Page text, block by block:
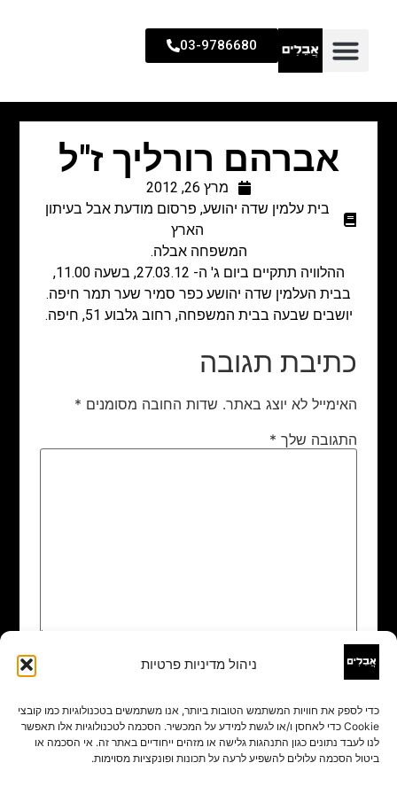
ניהול מדיניות פרטיות
כדי לספק את חוויות המשתמש הטובות ביותר, אנו משתמשים בטכנולוגיות כמו קובצי
Cookie כדי לאחסן ו/או לגשת למידע על המכשיר. הסכמה לטכנולוגיות אלו תאפשר
לנו לעבד נתונים כגון התנהגות גלישה או מזהים ייחודיים באתר זה. אי הסכמה או
ביטול הסכמה עלולים להשפיע לרעה על תכונות ופונקציות מסוימות.
03-9786680
אברהם רורליך ז"ל
מרץ 26, 2012
בית עלמין שדה יהושע, פרסום מודעת אבל בעיתון
הארץ
המשפחה אבלה.
ההלוויה תתקיים ביום ג' ה- 27.03.12, בשעה 11.00,
בבית העלמין שדה יהושע כפר סמיר שער תמר חיפה.
יושבים שבעה בבית המשפחה, רחוב גלבוע 51, חיפה.
כתיבת תגובה
האימייל לא יוצג באתר. שדות החובה מסומנים *
התגובה שלך *
שם
אימייל*